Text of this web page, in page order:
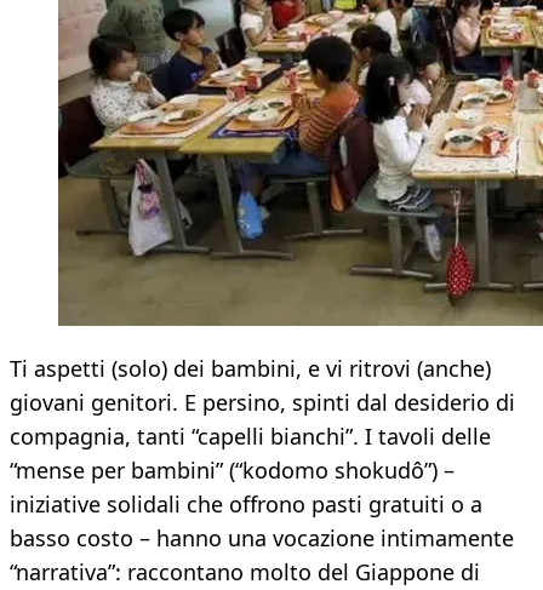
Ti aspetti (solo) dei bambini, e vi ritrovi (anche)
giovani genitori. E persino, spinti dal desiderio di
compagnia, tanti “capelli bianchi”. I tavoli delle
“mense per bambini” (“kodomo shokudô”) –
iniziative solidali che offrono pasti gratuiti o a
basso costo – hanno una vocazione intimamente
“narrativa”: raccontano molto del Giappone di